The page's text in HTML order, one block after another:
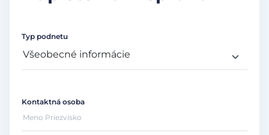
Typ podnetu
Kontaktná osoba